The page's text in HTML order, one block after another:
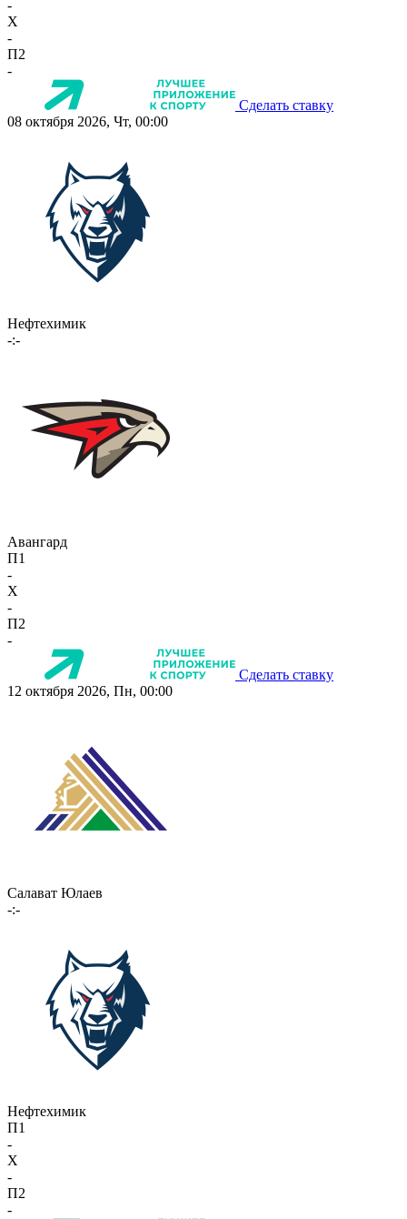
-
X
-
П2
-
Сделать ставку
08 октября 2026, Чт, 00:00
Нефтехимик
-:-
Авангард
П1
-
X
-
П2
-
Сделать ставку
12 октября 2026, Пн, 00:00
Салават Юлаев
-:-
Нефтехимик
П1
-
X
-
П2
-